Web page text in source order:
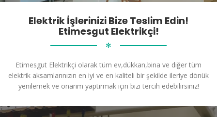
Elektrik İşlerinizi Bize Teslim Edin!
Etimesgut Elektrikçi!
✻
Etimesgut Elektrikçi olarak tüm ev,dükkan,bina ve diğer tüm
elektrik aksamlarınızın en iyi ve en kaliteli bir şekilde ileriye dönük
yenilemek ve onarım yaptırmak için bizi tercih edebilirsiniz!